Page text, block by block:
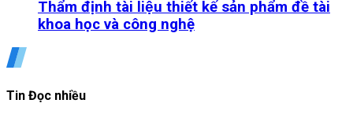
Thẩm định tài liệu thiết kế sản phẩm đề tài
khoa học và công nghệ
Tin Đọc nhiều